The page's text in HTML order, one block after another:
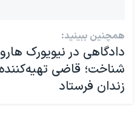
همچنین ببینید:
دادگاهی در نیویورک
شناخت؛ قاضی
زندان فرستاد